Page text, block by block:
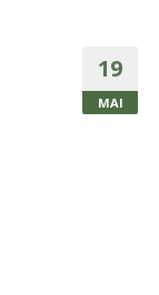
19
MAI